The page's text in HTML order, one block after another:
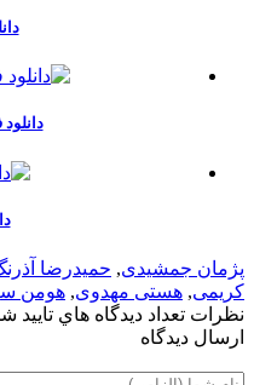
پژمان جمشیدی, حمیدرضا
کریمی, هستی مهدوی, هومن
نظرات تعداد ديدگاه هاي تاييد
ارسال ديدگاه